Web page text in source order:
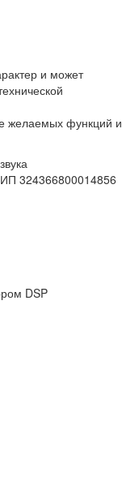
и может
желаемых функций и
324366800014856
DSP